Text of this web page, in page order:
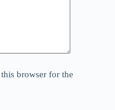
browser for the